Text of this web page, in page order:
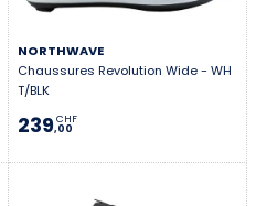
NORTHWAVE
Chaussures Revolution Wide - WH
T/BLK
239,00
CHF